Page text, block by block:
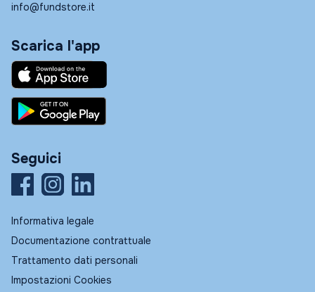
info@fundstore.it
Scarica l'app
Seguici
Informativa legale
Documentazione contrattuale
Trattamento dati personali
Impostazioni Cookies